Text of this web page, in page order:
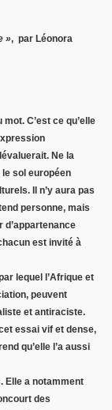
», par Léonora
C’est ce qu’elle
Ne la
sol européen
Il n’y aura pas
personne, mais
d’appartenance
est invité à
lequel l’Afrique et
peuvent
et antiraciste.
essai vif et dense,
qu’elle l’a aussi
Elle a notamment
des